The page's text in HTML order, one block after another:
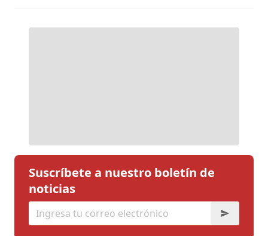
Suscríbete a nuestro boletín de
noticias